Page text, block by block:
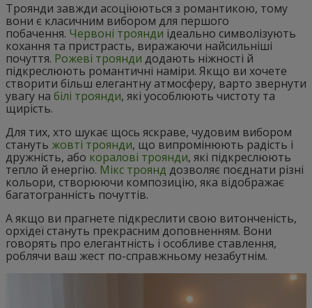
Троянди завжди асоціюються з романтикою, тому
вони є класичним вибором для першого
побачення. Червоні троянди ідеально символізують
кохання та пристрасть, виражаючи найсильніші
почуття. Рожеві троянди додають ніжності й
підкреслюють романтичні наміри. Якщо ви хочете
створити більш елегантну атмосферу, варто звернути
увагу на білі троянди, які уособлюють чистоту та
щирість.
Для тих, хто шукає щось яскраве, чудовим вибором
стануть жовті троянди, що випромінюють радість і
дружність, або коралові троянди, які підкреслюють
тепло й енергію. Мікс троянд дозволяє поєднати різні
кольори, створюючи композицію, яка відображає
багатогранність почуттів.
А якщо ви прагнете підкреслити свою витонченість,
орхідеї стануть прекрасним доповненням. Вони
говорять про елегантність і особливе ставлення,
роблячи ваш жест по-справжньому незабутнім.